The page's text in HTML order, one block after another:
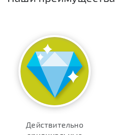
Действительно